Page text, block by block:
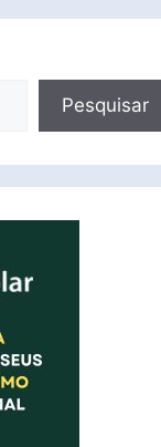
Pesquisar